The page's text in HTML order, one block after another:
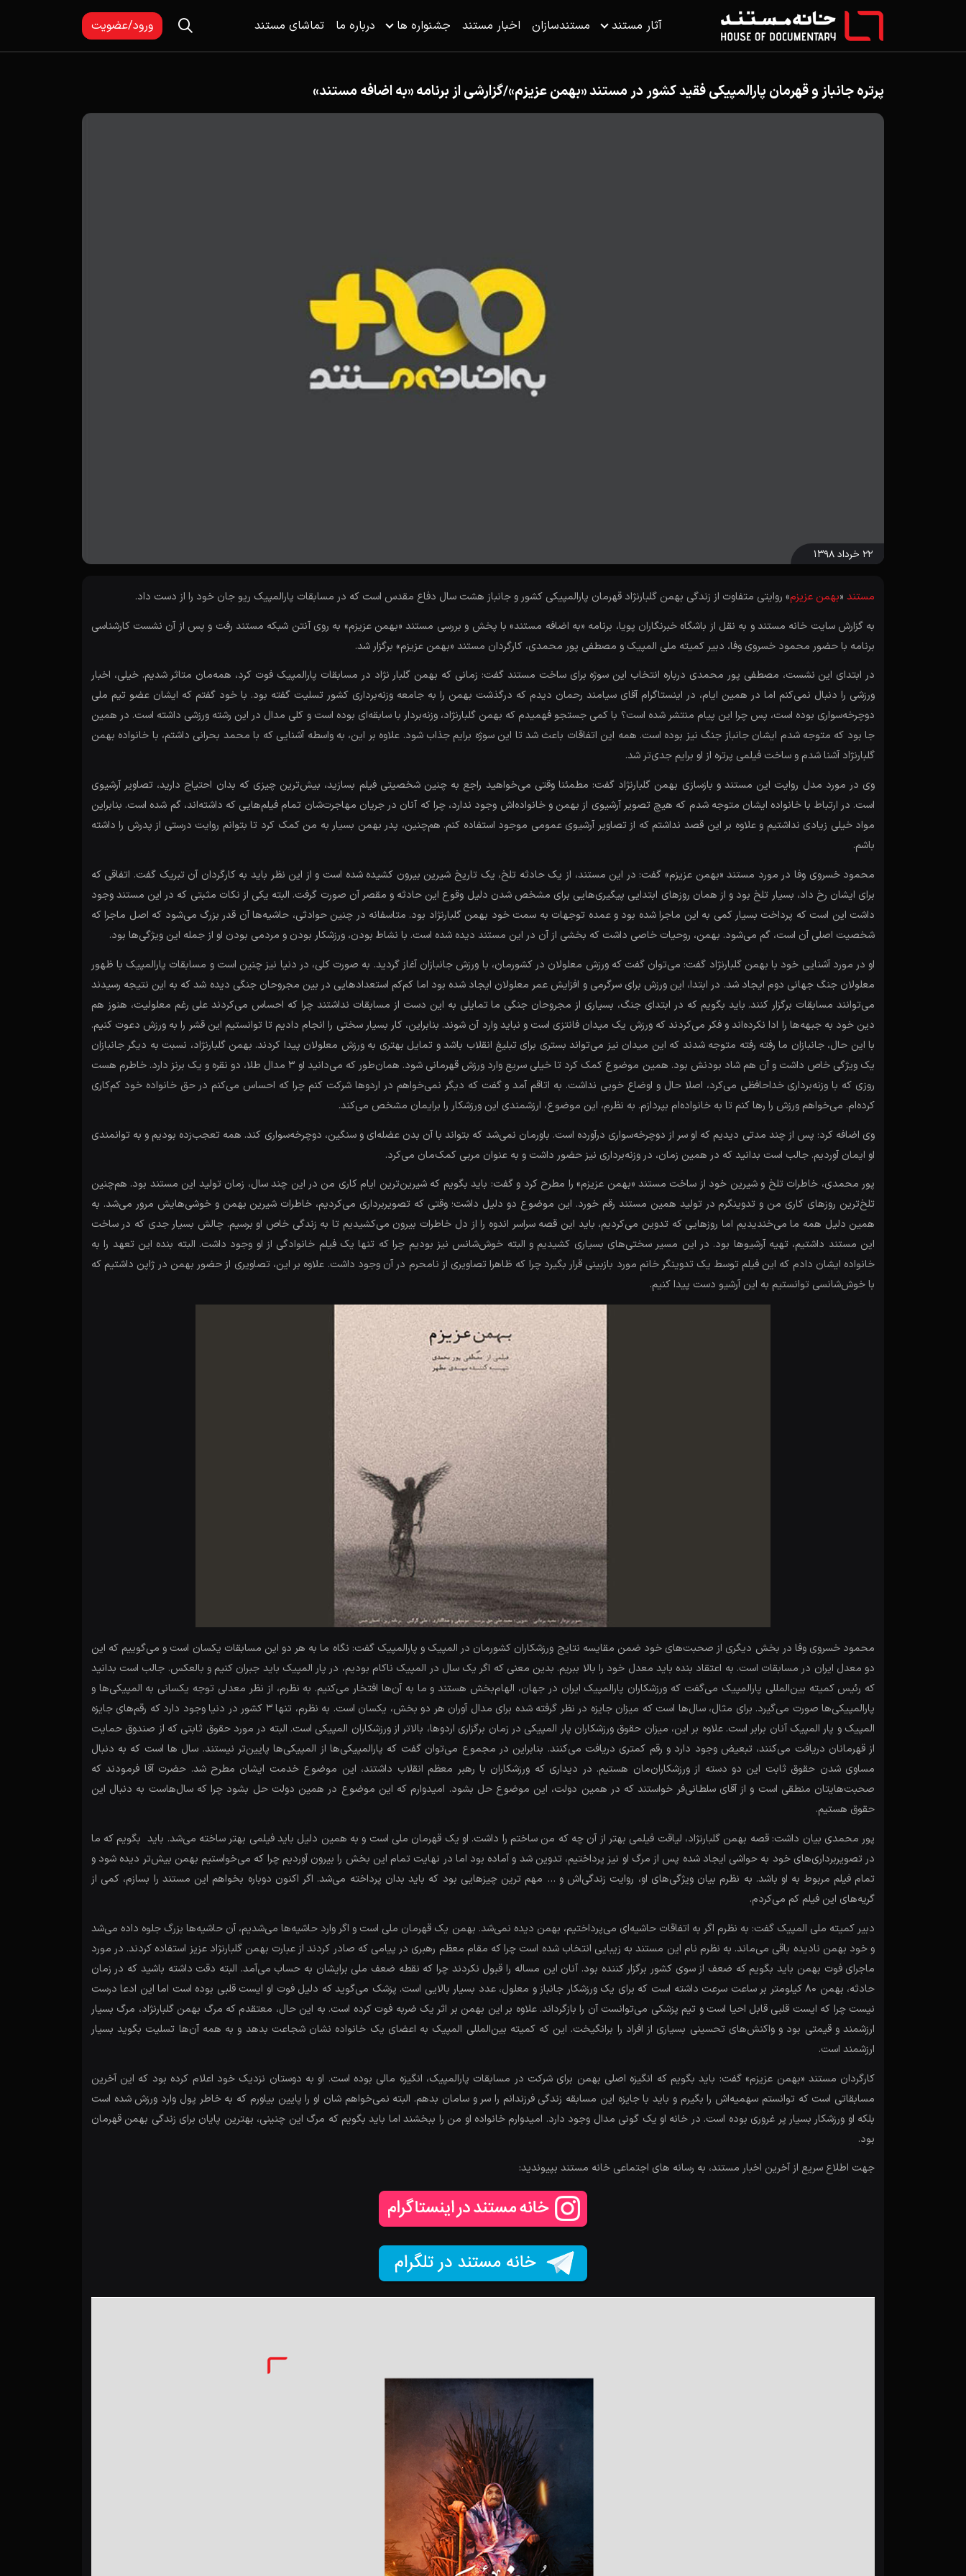
آثار مستند مستندسازان اخبار مستند جشنواره ها درباره ما تماشای مستند ورود/عضویت
پرتره جانباز و قهرمان پارالمپیکی فقید کشور در مستند «بهمن عزیزم»/گزارشی از برنامه «به اضافه مستند»
۲۲ خرداد ۱۳۹۸
مستند«بهمن عزیزم» روایتی متفاوت از زندگی بهمن گلبارنژاد قهرمان پارالمپیکی کشور و جانباز هشت سال دفاع مقدس است که در مسابقات پارالمپیک ریو جان خود را از دست داد.
به گزارش سایت خانه مستند و به نقل از باشگاه خبرنگاران پویا، برنامه «به اضافه مستند» با پخش و بررسی مستند «بهمن عزیزم» به روی آنتن شبکه مستند رفت و پس از آن نشست کارشناسی
برنامه با حضور محمود خسروی وفا، دبیر کمیته ملی المپیک و مصطفی پور محمدی، کارگردان مستند «بهمن عزیزم» برگزار شد.
در ابتدای این نشست، مصطفی پور محمدی درباره انتخاب این سوژه برای ساخت مستند گفت: زمانی که بهمن گلبار نژاد در مسابقات پارالمپیک فوت کرد، همه‌مان متاثر شدیم. خیلی، اخبار
ورزشی را دنبال نمی‌کنم اما در همین ایام، در اینستاگرام آقای سیامند رحمان دیدم که درگذشت بهمن را به جامعه وزنه‌برداری کشور تسلیت گفته بود. با خود گفتم که ایشان عضو تیم ملی
دوچرخه‌سواری بوده است، پس چرا این پیام منتشر شده است؟ با کمی جستجو فهمیدم که بهمن گلبارنژاد، وزنه‌بردار با سابقه‌ای بوده است و کلی مدال در این رشته ورزشی داشته است. در همین
جا بود که متوجه شدم ایشان جانباز جنگ نیز بوده است. همه این اتفاقات باعث شد تا این سوژه برایم جذاب شود. علاوه بر این، به واسطه آشنایی که با محمد بحرانی داشتم، با خانواده بهمن
گلبارنژاد آشنا شدم و ساخت فیلمی پرتره از او برایم جدی‌تر شد.
وی در مورد مدل روایت این مستند و بازسازی بهمن گلبارنژاد گفت: مطمئنا وقتی می‌خواهید راجع به چنین شخصیتی فیلم بسازید، بیش‌ترین چیزی که بدان احتیاج دارید، تصاویر آرشیوی
است. در ارتباط با خانواده‌ ایشان متوجه شدم که هیچ تصویر آرشیوی از بهمن و خانواده‌اش وجود ندارد، چرا که آنان در جریان مهاجرت‌شان تمام فیلم‌هایی که داشته‌اند، گم شده است. بنابراین
مواد خیلی زیادی نداشتیم و علاوه بر این قصد نداشتم که از تصاویر آرشیوی عمومی موجود استفاده کنم. هم‌چنین، پدر بهمن بسیار به من کمک کرد تا بتوانم روایت درستی از پدرش را داشته
باشم.
محمود خسروی وفا در مورد مستند «بهمن عزیزم» گفت: در این مستند، از یک حادثه تلخ، یک تاریخ شیرین بیرون کشیده شده است و از این نظر باید به کارگردان آن تبریک گفت. اتفاقی که
برای ایشان رخ داد، بسیار تلخ بود و از همان روزهای ابتدایی پیگیری‌هایی برای مشخص شدن دلیل وقوع این حادثه و مقصر آن صورت گرفت. البته یکی از نکات مثبتی که در این مستند وجود
داشت این است که پرداخت بسیار کمی به این ماجرا شده بود و عمده توجهات به سمت خود بهمن گلبارنژاد بود. متاسفانه در چنین حوادثی، حاشیه‌ها آن قدر بزرگ می‌شود که اصل ماجرا که
شخصیت اصلی آن است، گم می‌شود. بهمن، روحیات خاصی داشت که بخشی از آن در این مستند دیده شده است. با نشاط بودن، ورزشکار بودن و مردمی بودن او از جمله این ویژگی‌ها بود.
او در مورد آشنایی خود با بهمن گلبارنژاد گفت: می‌توان گفت که ورزش معلولان در کشورمان، با ورزش جانبازان آغاز گردید. به صورت کلی، در دنیا نیز چنین است و مسابقات پارالمپیک با ظهور
معلولان جنگ جهانی دوم ایجاد شد. در ابتدا، این ورزش برای سرگرمی و افزایش عمر معلولان ایجاد شده بود اما کم‌کم استعدادهایی در بین مجروحان جنگی دیده شد که به این نتیجه رسیدند
می‌توانند مسابقات برگزار کنند. باید بگویم که در ابتدای جنگ، بسیاری از مجروحان جنگی ما تمایلی به این دست از مسابقات نداشتند چرا که احساس می‌کردند علی رغم معلولیت، هنوز هم
دین خود به جبهه‌ها را ادا نکرده‌اند و فکر می‌کردند که ورزش یک میدان فانتزی است و نباید وارد آن شوند. بنابراین، کار بسیار سختی را انجام دادیم تا توانستیم این قشر را به ورزش دعوت کنیم.
با این حال، جانبازان ما رفته رفته متوجه شدند که این میدان نیز می‌تواند بستری برای تبلیغ انقلاب باشد و تمایل بهتری به ورزش معلولان پیدا کردند. بهمن گلبارنژاد، نسبت به دیگر جانبازان
یک ویژگی خاص داشت و آن هم شاد بودنش بود. همین موضوع کمک کرد تا خیلی سریع وارد ورزش قهرمانی شود. همان‌طور که می‌دانید او 3 مدال طلا، دو نقره و یک برنز دارد. خاطرم هست
روزی که با وزنه‌برداری خداحافظی می‌کرد، اصلا حال و اوضاع خوبی نداشت. به اتاقم آمد و گفت که دیگر نمی‌خواهم در اردوها شرکت کنم چرا که احساس می‌کنم در حق خانواده خود کم‌کاری
کرده‌ام. می‌خواهم ورزش را رها کنم تا به خانواده‌ام بپردازم. به نظرم، این موضوع، ارزشمندی این ورزشکار را برایمان مشخص می‌کند.
وی اضافه کرد: پس از چند مدتی دیدیم که او سر از دوچرخه‌سواری درآورده است. باورمان نمی‌شد که بتواند با آن بدن عضله‌ای و سنگین، دوچرخه‌سواری کند. همه تعجب‌زده بودیم و به توانمندی
او ایمان آوردیم. جالب است بدانید که در همین زمان، در وزنه‌برداری نیز حضور داشت و به عنوان مربی کمک‌مان می‌کرد.
پور محمدی، خاطرات تلخ و شیرین خود از ساخت مستند «بهمن عزیزم» را مطرح کرد و گفت: باید بگویم که شیرین‌ترین ایام کاری من در این چند سال، زمان تولید این مستند بود. هم‌چنین
تلخ‌ترین روزهای کاری من و تدوینگرم در تولید همین مستند رقم خورد. این موضوع دو دلیل داشت؛ وقتی که تصویربرداری می‌کردیم، خاطرات شیرین بهمن و خوشی‌هایش مرور می‌شد. به
همین دلیل همه ما می‌خندیدیم اما روزهایی که تدوین می‌کردیم، باید این قصه سراسر اندوه را از دل خاطرات بیرون می‌کشیدیم تا به زندگی خاص او برسیم. چالش بسیار جدی که در ساخت
این مستند داشتیم، تهیه آرشیوها بود. در این مسیر سختی‌های بسیاری کشیدیم و البته خوش‌شانس نیز بودیم چرا که تنها یک فیلم خانوادگی از او وجود داشت. البته بنده این تعهد را به
خانواده ایشان دادم که این فیلم توسط یک تدوینگر خانم مورد بازبینی قرار بگیرد چرا که ظاهرا تصاویری از نامحرم در آن وجود داشت. علاوه بر این، تصاویری از حضور بهمن در ژاپن داشتیم که
با خوش‌شانسی توانستیم به این آرشیو دست پیدا کنیم.
محمود خسروی وفا در بخش دیگری از صحبت‌های خود ضمن مقایسه نتایج ورزشکاران کشورمان در المپیک و پارالمپیک گفت: نگاه ما به هر دو این مسابقات یکسان است و می‌گوییم که این
دو معدل ایران در مسابقات است. به اعتقاد بنده باید معدل خود را بالا ببریم. بدین معنی که اگر یک سال در المپیک ناکام بودیم، در پار المپیک باید جبران کنیم و بالعکس. جالب است بدانید
که رئیس کمیته بین‌المللی پارالمپیک می‌گفت که ورزشکاران پارالمپیک ایران در جهان، الهام‌بخش هستند و ما به آن‌ها افتخار می‌کنیم. به نظرم، از نظر معدلی توجه یکسانی به المپیکی‌ها و
پارالمپیکی‌ها صورت می‌گیرد. برای مثال، سال‌ها است که میزان جایزه در نظر گرفته شده برای مدال آوران هر دو بخش، یکسان است. به نظرم، تنها 3 کشور در دنیا وجود دارد که رقم‌های جایزه
المپیک و پار المپیک آنان برابر است. علاوه بر این، میزان حقوق ورزشکاران پار المپیکی در زمان برگزاری اردوها، بالاتر از ورزشکاران المپیکی است. البته در مورد حقوق ثابتی که از صندوق حمایت
از قهرمانان دریافت می‌کنند، تبعیض وجود دارد و رقم کمتری دریافت می‌کنند. بنابراین در مجموع می‌توان گفت که پارالمپیکی‌ها از المپیکی‌ها پایین‌تر نیستند. سال ها است که به دنبال
مساوی شدن حقوق ثابت این دو دسته از ورزشکاران‌مان هستیم. در دیداری که ورزشکاران با رهبر معظم انقلاب داشتند، این موضوع خدمت ایشان مطرح شد. حضرت آقا فرمودند که
صحبت‌هایتان منطقی است و از آقای سلطانی‌فر خواستند که در همین دولت، این موضوع حل بشود. امیدوارم که این موضوع در همین دولت حل بشود چرا که سال‌هاست به دنبال این
حقوق هستیم.
پور محمدی بیان داشت: قصه بهمن گلبارنژاد، لیاقت فیلمی بهتر از آن چه که من ساختم را داشت. او یک قهرمان ملی است و به همین دلیل باید فیلمی بهتر ساخته می‌شد. باید بگویم که ما
در تصویربرداری‌های خود به حواشی ایجاد شده پس از مرگ او نیز پرداختیم، تدوین شد و آماده بود اما در نهایت تمام این بخش را بیرون آوردیم چرا که می‌خواستیم بهمن بیش‌تر دیده شود و
تمام فیلم مربوط به او باشد. به نظرم بیان ویژگی‌های او، روایت زندگی‌اش و … مهم ترین چیزهایی بود که باید بدان پرداخته می‌شد. اگر اکنون دوباره بخواهم این مستند را بسازم، کمی از
گریه‌های این فیلم کم می‌کردم.
دبیر کمیته ملی المپیک گفت: به نظرم اگر به اتفاقات حاشیه‌ای می‌پرداختیم، بهمن دیده نمی‌شد. بهمن یک قهرمان ملی است و اگر وارد حاشیه‌ها می‌شدیم، آن حاشیه‌ها بزرگ جلوه داده می‌شد
و خود بهمن نادیده باقی می‌ماند. به نظرم نام این مستند به زیبایی انتخاب شده است چرا که مقام معظم رهبری در پیامی که صادر کردند از عبارت بهمن گلبارنژاد عزیز استفاده کردند. در مورد
ماجرای فوت بهمن باید بگویم که ضعف از سوی کشور برگزار کننده بود. آنان این مساله را قبول نکردند چرا که نقطه ضعف ملی برایشان به حساب می‌آمد. البته دقت داشته باشید که در زمان
حادثه، بهمن 80 کیلومتر بر ساعت سرعت داشته است که برای یک ورزشکار جانباز و معلول، عدد بسیار بالایی است. پزشک می‌گوید که دلیل فوت او ایست قلبی بوده است اما این ادعا درست
نیست چرا که ایست قلبی قابل احیا است و تیم پزشکی می‌توانست آن را بازگرداند. علاوه بر این بهمن بر اثر یک ضربه فوت کرده است. به این حال، معتقدم که مرگ بهمن گلبارنژاد، مرگ بسیار
ارزشمند و قیمتی بود و واکنش‌های تحسینی بسیاری از افراد را برانگیخت. این که کمیته بین‌المللی المپیک به اعضای یک خانواده نشان شجاعت بدهد و به همه آن‌ها تسلیت بگوید بسیار
ارزشمند است.
کارگردان مستند «بهمن عزیزم» گفت: باید بگویم که انگیزه اصلی بهمن برای شرکت در مسابقات پارالمپیک، انگیزه مالی بوده است. او به دوستان نزدیک خود اعلام کرده بود که این آخرین
مسابقاتی است که توانستم سهمیه‌اش را بگیرم و باید با جایزه این مسابقه زندگی فرزندانم را سر و سامان بدهم. البته نمی‌خواهم شان او را پایین بیاورم که به خاطر پول وارد ورزش شده است
بلکه او ورزشکار بسیار پر غروری بوده است. در خانه او یک گونی مدال وجود دارد. امیدوارم خانواده‌ او من را ببخشند اما باید بگویم که مرگ این چنینی، بهترین پایان برای زندگی بهمن قهرمان
بود.
جهت اطلاع سریع از آخرین اخبار مستند، به رسانه های اجتماعی خانه مستند بپیوندید: